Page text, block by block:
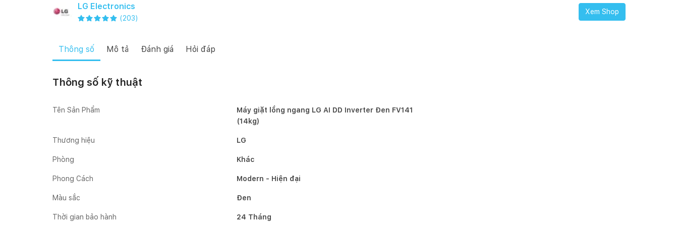
LG Electronics
(203)
Xem Shop
Thông số Mô tả Đánh giá Hỏi đáp
Thông số kỹ thuật
Tên Sản Phẩm
Máy giặt lồng ngang LG AI DD Inverter Đen FV141
(14kg)
Thương hiệu LG
Phòng Khác
Phong Cách Modern - Hiện đại
Màu sắc Đen
Thời gian bảo hành 24 Tháng